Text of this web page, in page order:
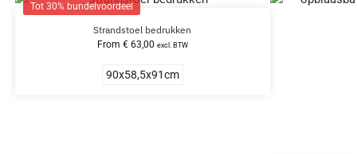
Tot 30% bundelvoordeel
Strandstoel bedrukken
From €63,00 excl. BTW
90x58,5x91cm